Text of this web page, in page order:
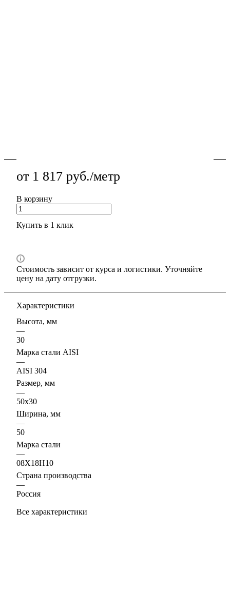
от 1 817 руб./метр
В корзину
Купить в 1 клик
Стоимость зависит от курса и логистики. Уточняйте
цену на дату отгрузки.
Характеристики
Высота, мм
—
30
Марка стали AISI
—
AISI 304
Размер, мм
—
50x30
Ширина, мм
—
50
Марка стали
—
08Х18Н10
Страна производства
—
Россия
Все характеристики